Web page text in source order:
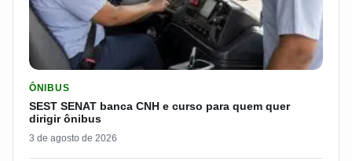
ÔNIBUS
SEST SENAT banca CNH e curso para quem quer
dirigir ônibus
3 de agosto de 2026